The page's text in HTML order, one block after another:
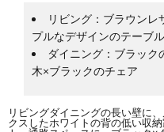
リビング：ブラウン
プルなデザインのテーブ
ダイニング：ブラッ
木×ブラックのチェア
リビングダイニングの長い壁に
クスしたホワイトの背の低い収